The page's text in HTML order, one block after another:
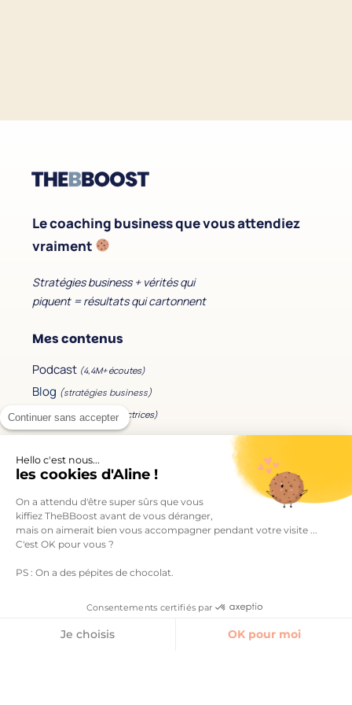
Continuer sans accepter
Hello c'est nous...
les cookies d'Aline !
On a attendu d'être super sûrs que vous
kiffiez TheBBoost avant de vous déranger,
mais on aimerait bien vous accompagner pendant votre visite ...
C'est OK pour vous ?
PS : On a des pépites de chocolat.
Consentements certifiés par
Je choisis OK pour moi
Le coaching business que vous attendiez
vraiment
Stratégies business + vérités qui
piquent = résultats qui cartonnent
Mes contenus
Podcast (4,4M+ écoutes)
Blog (stratégies business)
Newsletter (40k+ lectrices)
Mes accompagnements
Les formations
Le Bootcamp Signed.
Mon séminaire business
Accéder à votre espace formation
Contact